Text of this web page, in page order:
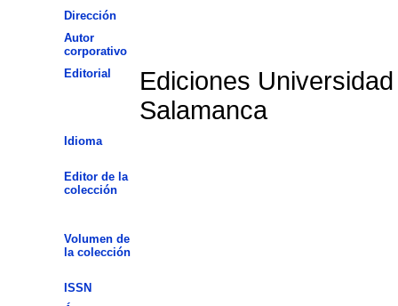
Dirección
Autor
corporativo
Editorial
Ediciones
Salamanca
Idioma
Editor de la
colección
Volumen de
la colección
ISSN